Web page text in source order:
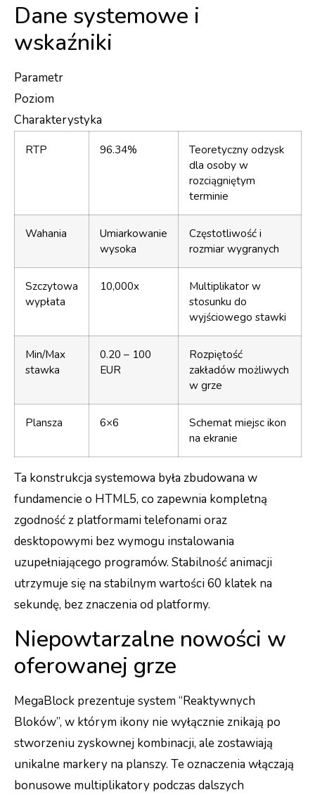
Dane systemowe i
wskaźniki
Parametr
Poziom
Charakterystyka
RTP 96.34%
Teoretyczny odzysk
dla osoby w
rozciągniętym
terminie
Wahania
Umiarkowanie
wysoka
Częstotliwość i
rozmiar wygranych
Szczytowa
wypłata
10,000x
Multiplikator w
stosunku do
wyjściowego stawki
Min/Max
stawka
0.20 – 100
EUR
Rozpiętość
zakładów możliwych
w grze
Plansza 6×6
Schemat miejsc ikon
na ekranie
Ta konstrukcja systemowa była zbudowana w
fundamencie o HTML5, co zapewnia kompletną
zgodność z platformami telefonami oraz
desktopowymi bez wymogu instalowania
uzupełniającego programów. Stabilność animacji
utrzymuje się na stabilnym wartości 60 klatek na
sekundę, bez znaczenia od platformy.
Niepowtarzalne nowości w
oferowanej grze
MegaBlock prezentuje system “Reaktywnych
Bloków”, w którym ikony nie wyłącznie znikają po
stworzeniu zyskownej kombinacji, ale zostawiają
unikalne markery na planszy. Te oznaczenia włączają
bonusowe multiplikatory podczas dalszych